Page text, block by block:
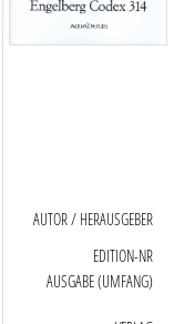
AUTOR / HERAUSGEBER
EDITION-NR
AUSGABE (UMFANG)